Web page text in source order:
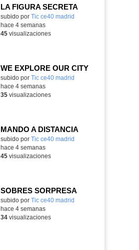
LA FIGURA SECRETA
subido por Tic ce40 madrid
hace 4 semanas
45visualizaciones
WE EXPLORE OUR CITY
subido por Tic ce40 madrid
hace 4 semanas
35visualizaciones
MANDO A DISTANCIA
subido por Tic ce40 madrid
hace 4 semanas
45visualizaciones
SOBRES SORPRESA
subido por Tic ce40 madrid
hace 4 semanas
34visualizaciones